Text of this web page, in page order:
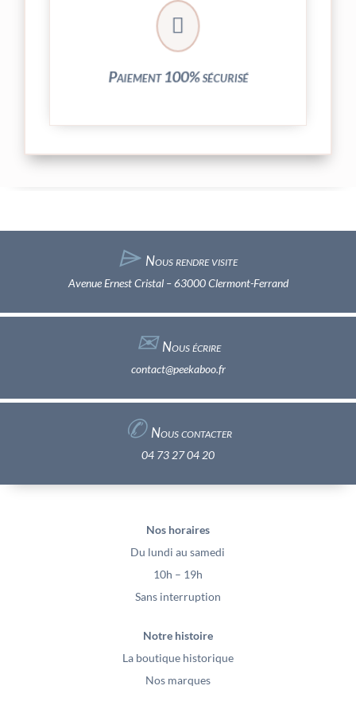

Paiement 100% sécurisé
Vos transactions par carte bancaire sont
entièrement sécurisées grâce au système
crypté de notre partenaire PayPlug.
⌲ Nous rendre visite
Avenue Ernest Cristal – 63000 Clermont-Ferrand
✉︎Nous écrire
contact@peekaboo.fr
✆ Nous contacter
04 73 27 04 20
Nos horaires
Du lundi au samedi
10h – 19h
Sans interruption
Notre histoire
La boutique historique
Nos marques